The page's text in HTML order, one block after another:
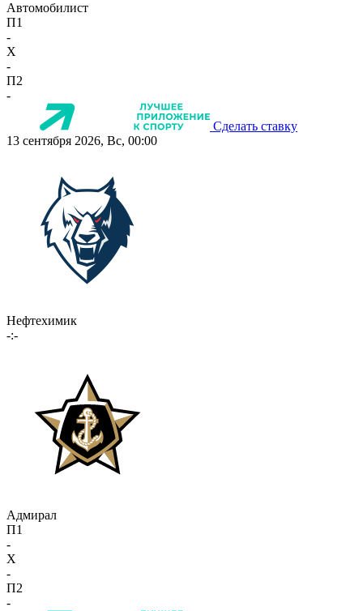
Автомобилист
П1
-
X
-
П2
-
Сделать ставку
13 сентября 2026, Вс, 00:00
Нефтехимик
-:-
Адмирал
П1
-
X
-
П2
-